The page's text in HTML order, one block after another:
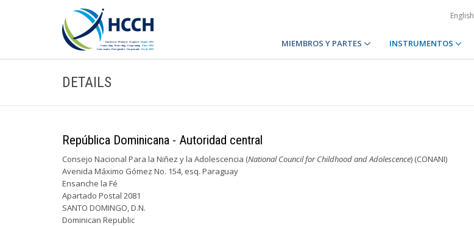
English
MIEMBROS Y PARTES INSTRUMENTOS
DETAILS
República Dominicana - Autoridad central
Consejo Nacional Para la Niñez y la Adolescencia (National Council for Childhood and Adolescence) (CONANI)
Avenida Máximo Gómez No. 154, esq. Paraguay
Ensanche la Fé
Apartado Postal 2081
SANTO DOMINGO, D.N.
Dominican Republic